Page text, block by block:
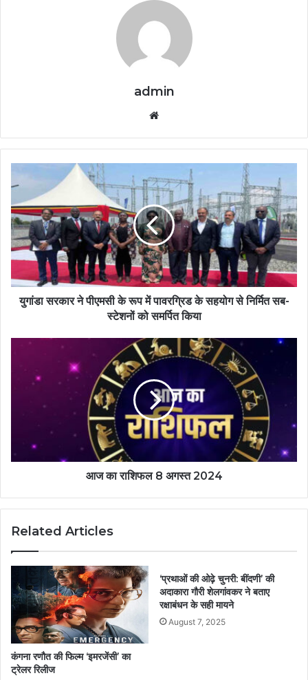
admin
युगांडा सरकार ने पीएमसी के रूप में पावरग्रिड के सहयोग से निर्मित सब-
स्टेशनों को समर्पित किया
आज का राशिफल 8 अगस्त 2024
Related Articles
कंगना रणौत की फिल्म ‘इमरजेंसी’ का
ट्रेलर रिलीज
‘प्रथाओं की ओढ़े चुनरी: बींदणी’ की
अदाकारा गौरी शेलगांवकर ने बताए
रक्षाबंधन के सही मायने
August 7, 2025